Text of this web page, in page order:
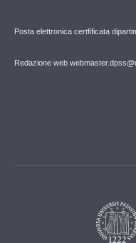
Posta elettronica certfificata
Redazione web